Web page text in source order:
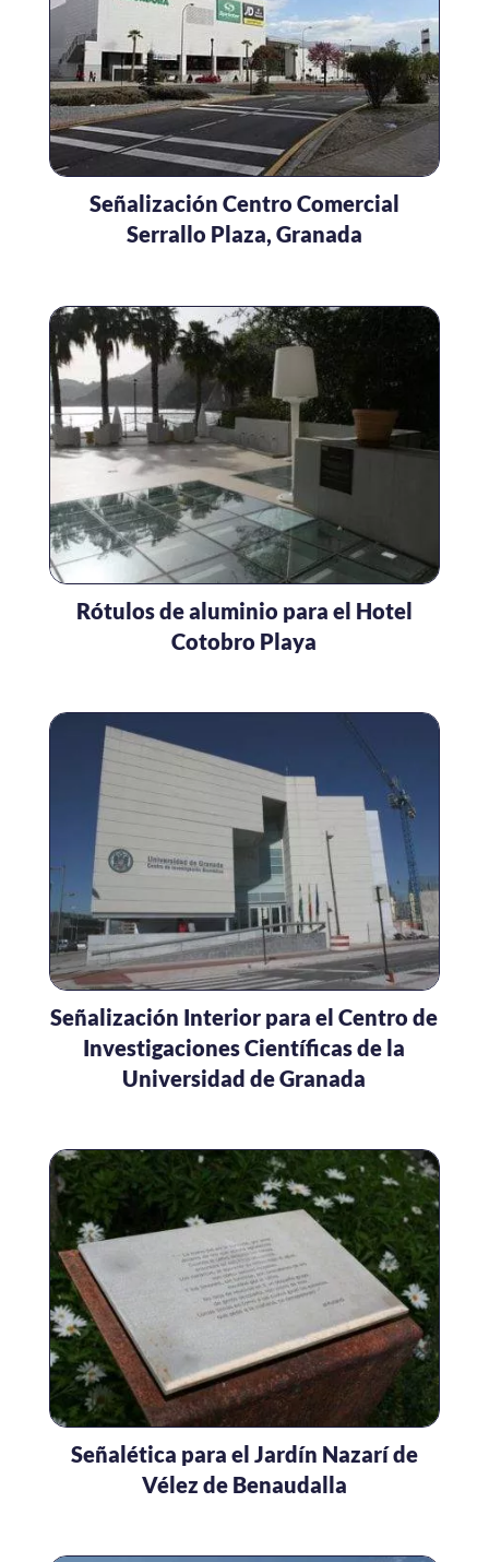
Señalización Centro Comercial
Serrallo Plaza, Granada
Rótulos de aluminio para el Hotel
Cotobro Playa
Señalización Interior para el Centro de
Investigaciones Científicas de la
Universidad de Granada
Señalética para el Jardín Nazarí de
Vélez de Benaudalla